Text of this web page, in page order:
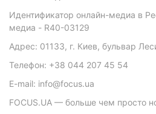
Идентификатор онлайн-медиа в
медиа - R40-03129
Адрес: 01133, г. Киев, бульвар
Телефон: +38 044 207 45 54
E-mail: info@focus.ua
FOCUS.UA — больше чем просто